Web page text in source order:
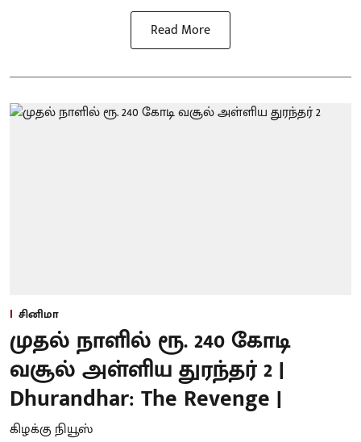
Read More
சினிமா
முதல் நாளில் ரூ. 240 கோடி
வசூல் அள்ளிய துரந்தர் 2 |
Dhurandhar: The Revenge |
கிழக்கு நியூஸ்